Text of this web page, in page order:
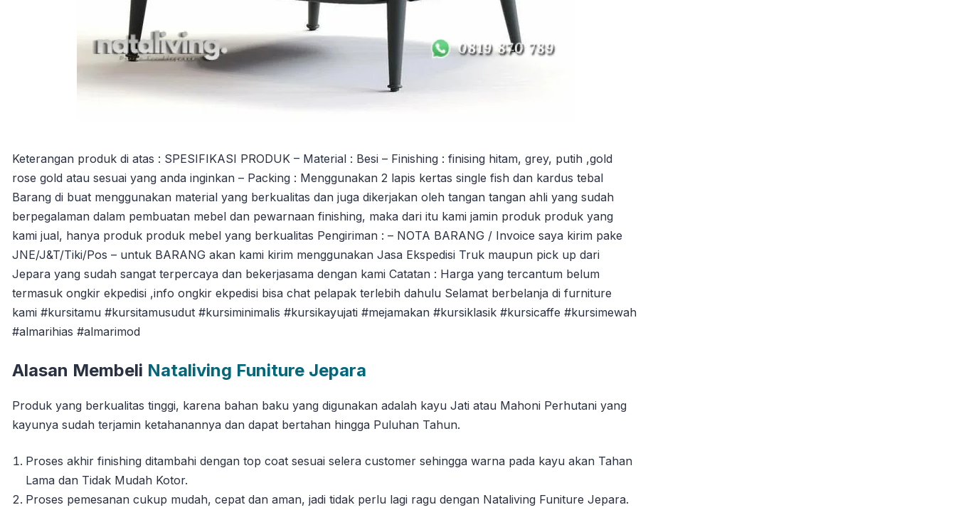
Keterangan produk di atas : SPESIFIKASI PRODUK – Material : Besi – Finishing : finising hitam, grey, putih ,gold
rose gold atau sesuai yang anda inginkan – Packing : Menggunakan 2 lapis kertas single fish dan kardus tebal
Barang di buat menggunakan material yang berkualitas dan juga dikerjakan oleh tangan tangan ahli yang sudah
berpegalaman dalam pembuatan mebel dan pewarnaan finishing, maka dari itu kami jamin produk produk yang
kami jual, hanya produk produk mebel yang berkualitas Pengiriman : – NOTA BARANG / Invoice saya kirim pake
JNE/J&T/Tiki/Pos – untuk BARANG akan kami kirim menggunakan Jasa Ekspedisi Truk maupun pick up dari
Jepara yang sudah sangat terpercaya dan bekerjasama dengan kami Catatan : Harga yang tercantum belum
termasuk ongkir ekpedisi ,info ongkir ekpedisi bisa chat pelapak terlebih dahulu Selamat berbelanja di furniture
kami #kursitamu #kursitamusudut #kursiminimalis #kursikayujati #mejamakan #kursiklasik #kursicaffe #kursimewah
#almarihias #almarimod
Alasan Membeli Nataliving Funiture Jepara
Produk yang berkualitas tinggi, karena bahan baku yang digunakan adalah kayu Jati atau Mahoni Perhutani yang
kayunya sudah terjamin ketahanannya dan dapat bertahan hingga Puluhan Tahun.
Proses akhir finishing ditambahi dengan top coat sesuai selera customer sehingga warna pada kayu akan Tahan
Lama dan Tidak Mudah Kotor.
Proses pemesanan cukup mudah, cepat dan aman, jadi tidak perlu lagi ragu dengan Nataliving Funiture Jepara.